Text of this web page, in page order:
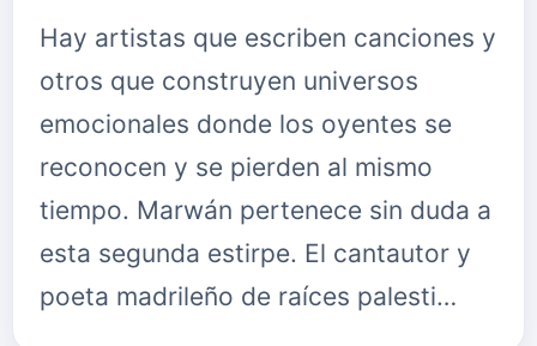
Hay artistas que escriben canciones y
otros que construyen universos
emocionales donde los oyentes se
reconocen y se pierden al mismo
tiempo. Marwán pertenece sin duda a
esta segunda estirpe. El cantautor y
poeta madrileño de raíces palesti…